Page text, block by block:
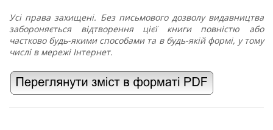
Усі права захищені. Без письмового дозволу видавництва
забороняється відтворення цієї книги повністю або
частково будь-якими способами та в будь-якій формі, у тому
числі в мережі Інтернет.